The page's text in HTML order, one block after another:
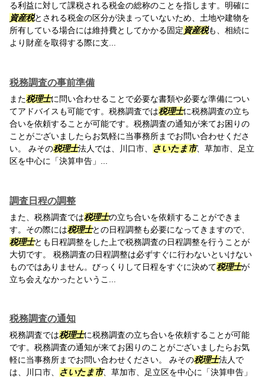
る利益に対して課税される税金の総称のことを指します。明確に
資産税とされる税金の区分が決まっていないため、土地や建物を
所有している場合には維持費としてかかる固定資産税も、相続に
より財産を取得する際に支...
税務調査の事前準備
また税理士に問い合わせることで必要な書類や必要な準備につい
てアドバイスも可能です。税務調査では税理士に税務調査の立ち
合いを依頼することが可能です。税務調査の通知が来てお困りの
ことがございましたらお気軽に当事務所までお問い合わせくださ
い。 みその税理士法人では、川口市、 さいたま市、草加市、足立
区を中心に「決算申告」...
調査日程の調整
また、税務調査では税理士の立ち合いを依頼することができま
す。その際には税理士との日程調整も必要になってきますので、
税理士とも日程調整をした上で税務調査の日程調整を行うことが
大切です。 税務調査の日程調整は必ずすぐに行わないといけない
ものではありません。びっくりして日程をすぐに決めて税理士が
立ち会えなかったというこ...
税務調査の通知
税務調査では税理士に税務調査の立ち合いを依頼することが可能
です。税務調査の通知が来てお困りのことがございましたらお気
軽に当事務所までお問い合わせください。 みその税理士法人で
は、川口市、
さいたま市、草加市、足立区を中心に「決算申告」